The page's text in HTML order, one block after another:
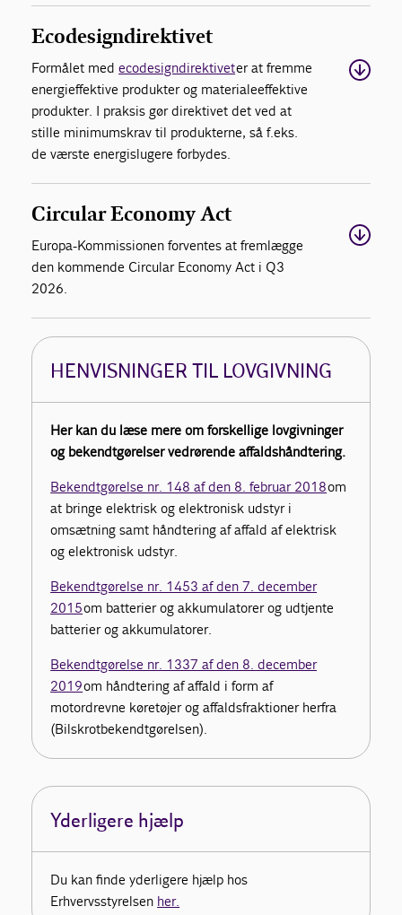
Ecodesigndirektivet
Formålet medecodesigndirektiveter at fremme
energieffektive produkter og materialeeffektive
produkter. I praksis gør direktivet det ved at
stille minimumskrav til produkterne, så f.eks.
de værste energislugere forbydes.
Circular Economy Act
Europa-Kommissionen forventes at fremlægge
den kommende Circular Economy Act i Q3
2026.
HENVISNINGER TIL LOVGIVNING
Her kan du læse mere om forskellige lovgivninger
og bekendtgørelser vedrørende affaldshåndtering.
Bekendtgørelse nr. 148 af den 8. februar 2018om
at bringe elektrisk og elektronisk udstyr i
omsætning samt håndtering af affald af elektrisk
og elektronisk udstyr.
Bekendtgørelse nr. 1453 af den 7. december
2015om batterier og akkumulatorer og udtjente
batterier og akkumulatorer.
Bekendtgørelse nr. 1337 af den 8. december
2019om håndtering af affald i form af
motordrevne køretøjer og affaldsfraktioner herfra
(Bilskrotbekendtgørelsen).
Yderligere hjælp
Du kan finde yderligere hjælp hos
Erhvervsstyrelsen her.